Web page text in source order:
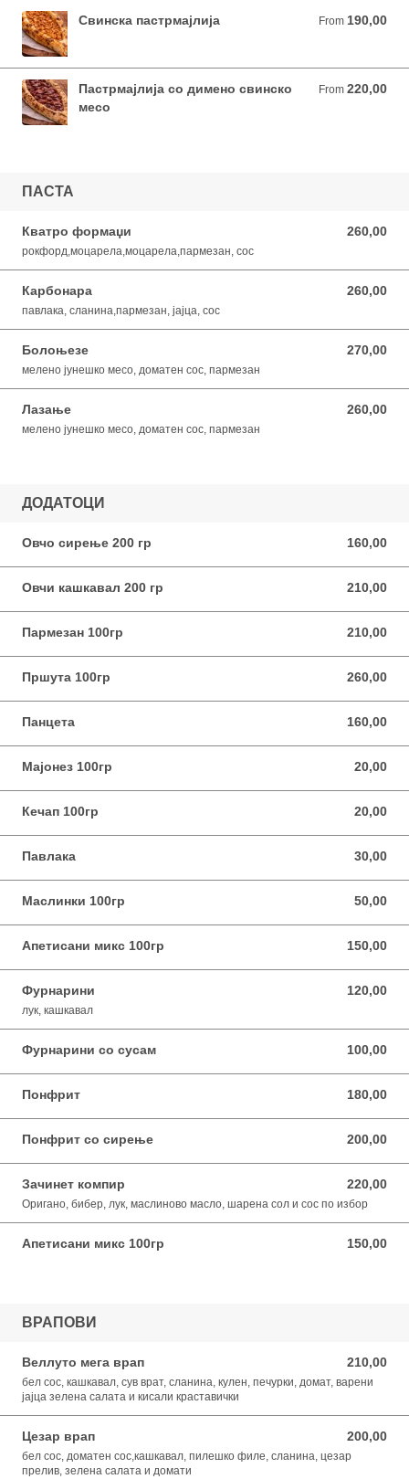
Свинска пастрмајлија From 190,00
From 190,00 MKD
Пастрмајлија со димено свинско
месо
From 220,00
From 220,00 MKD
ПАСТА
Кватро формаџи 260,00
260,00 MKD
рокфорд,моцарела,моцарела,пармезан, сос
Карбонара 260,00
260,00 MKD
павлака, сланина,пармезан, јајца, сос
Болоњезе 270,00
270,00 MKD
мелено јунешко месо, доматен сос, пармезан
Лазање 260,00
260,00 MKD
мелено јунешко месо, доматен сос, пармезан
ДОДАТОЦИ
Овчо сирење 200 гр 160,00
160,00 MKD
Овчи кашкавал 200 гр 210,00
210,00 MKD
Пармезан 100гр 210,00
210,00 MKD
Пршута 100гр 260,00
260,00 MKD
Панцета 160,00
160,00 MKD
Мајонез 100гр 20,00
20,00 MKD
Кечап 100гр 20,00
20,00 MKD
Павлака 30,00
30,00 MKD
Маслинки 100гр 50,00
50,00 MKD
Апетисани микс 100гр 150,00
150,00 MKD
Фурнарини 120,00
120,00 MKD
лук, кашкавал
Фурнарини со сусам 100,00
100,00 MKD
Понфрит 180,00
180,00 MKD
Понфрит со сирење 200,00
200,00 MKD
Зачинет компир 220,00
220,00 MKD
Оригано, бибер, лук, маслиново масло, шарена сол и сос по избор
Апетисани микс 100гр 150,00
150,00 MKD
ВРАПОВИ
Веллуто мега врап 210,00
210,00 MKD
бел сос, кашкавал, сув врат, сланина, кулен, печурки, домат, варени
јајца зелена салата и кисали краставички
Цезар врап 200,00
200,00 MKD
бел сос, доматен сос,кашкавал, пилешко филе, сланина, цезар
прелив, зелена салата и домати